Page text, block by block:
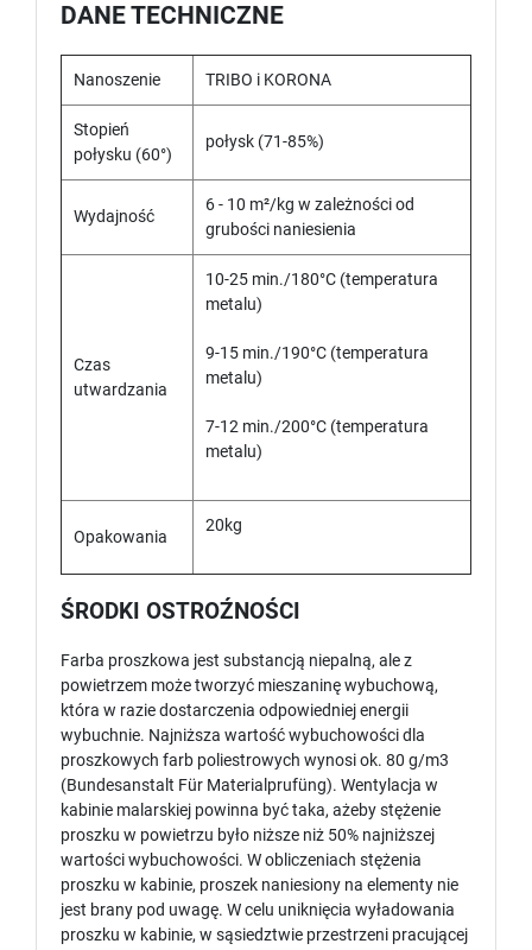
DANE TECHNICZNE
Nanoszenie TRIBO i KORONA
Stopień
połysku (60°)
połysk (71-85%)
Wydajność
6 - 10 m²/kg w zależności od
grubości naniesienia
Czas
utwardzania
10-25 min./180°C (temperatura
metalu)
9-15 min./190°C (temperatura
metalu)
7-12 min./200°C (temperatura
metalu)
Opakowania
20kg
ŚRODKI OSTROŹNOŚCI
Farba proszkowa jest substancją niepalną, ale z
powietrzem może tworzyć mieszaninę wybuchową,
która w razie dostarczenia odpowiedniej energii
wybuchnie. Najniższa wartość wybuchowości dla
proszkowych farb poliestrowych wynosi ok. 80 g/m3
(Bundesanstalt Für Materialprufüng). Wentylacja w
kabinie malarskiej powinna być taka, ażeby stężenie
proszku w powietrzu było niższe niż 50% najniższej
wartości wybuchowości. W obliczeniach stężenia
proszku w kabinie, proszek naniesiony na elementy nie
jest brany pod uwagę. W celu uniknięcia wyładowania
proszku w kabinie, w sąsiedztwie przestrzeni pracującej